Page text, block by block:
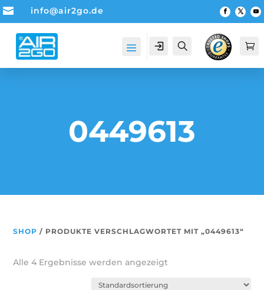
 info@air2go.de
Account Suche 
0449613
SHOP / PRODUKTE VERSCHLAGWORTET MIT „0449613“
Alle 4 Ergebnisse werden angezeigt